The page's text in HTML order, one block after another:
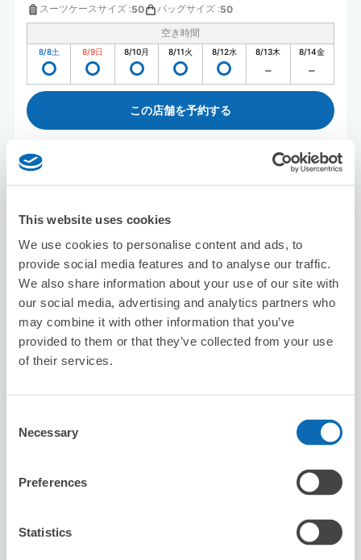
This website uses cookies
We use cookies to personalise content and ads, to
provide social media features and to analyse our traffic.
We also share information about your use of our site with
our social media, advertising and analytics partners who
may combine it with other information that you’ve
provided to them or that they’ve collected from your use
of their services.
Selection
Necessary
Preferences
Statistics
スーツケースサイズ :50 バッグサイズ :50
空き時間
8/8土 8/9日 8/10月 8/11火 8/12水 8/13木 8/14金
この店舗を予約する
本日の営業時間: 00:00〜00:00
保管できる荷物数
8/14金